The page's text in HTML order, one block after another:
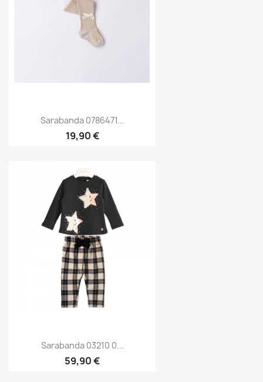
Sarabanda 0786471...
19,90 €
Sarabanda 03210 0...
59,90 €